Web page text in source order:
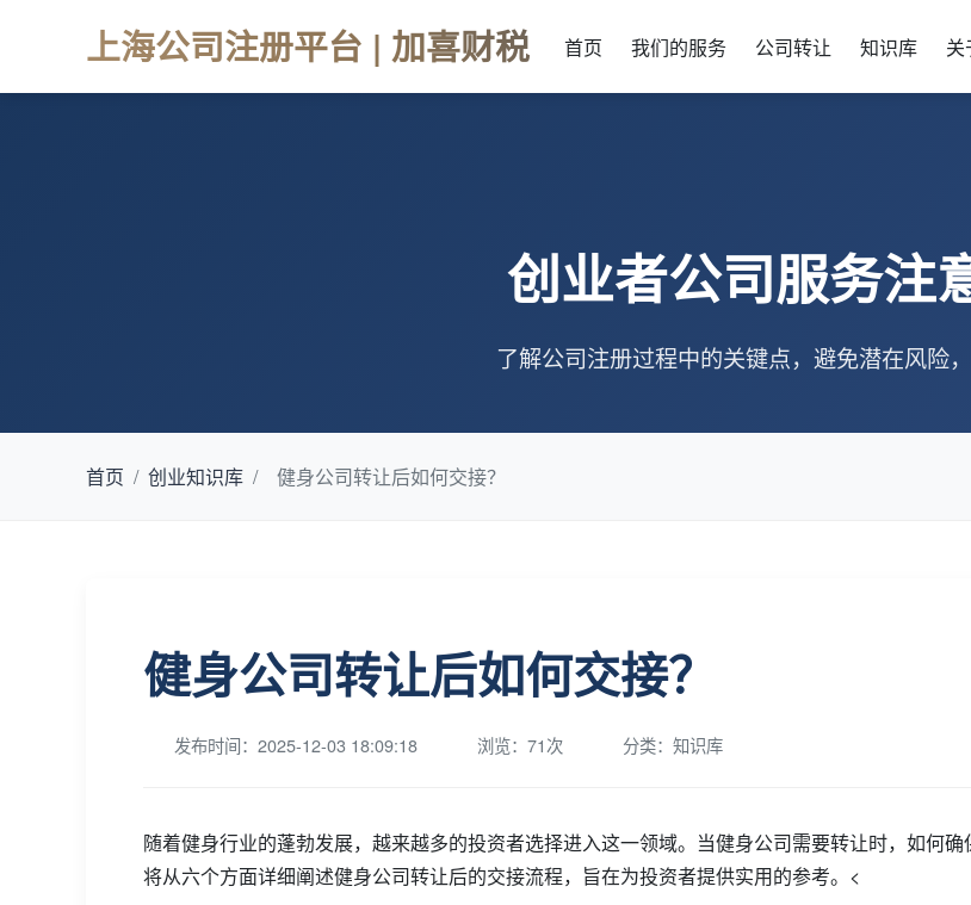
上海公司注册平台 | 加喜财税 首页 我们的服务 公司转让 知识库 关
创业者公司服务注
了解公司注册过程中的关键点，避免潜在风险
首页 / 创业知识库 / 健身公司转让后如何交接？
健身公司转让后如何交接？
发布时间：2025-12-03 18:09:18 浏览：71次 分类：知识库
随着健身行业的蓬勃发展，越来越多的投资者选择进入这一领域。当健身公司需要转让时，如何
将从六个方面详细阐述健身公司转让后的交接流程，旨在为投资者提供实用的参考。<